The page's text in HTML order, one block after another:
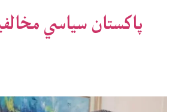
پاکستان سیاسي